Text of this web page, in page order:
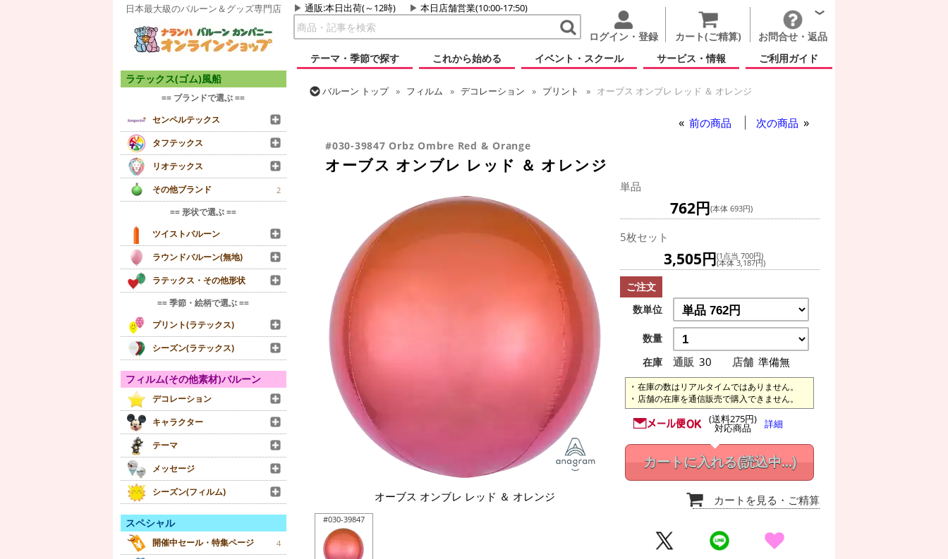
日本最大級のバルーン＆グッズ専門店 通販:本日出荷(～12時) 本日店舗営業(10:00-17:50)
ログイン・登録 カート(ご精算)
お問合せ・返品
テーマ・季節で探す
これから始める イベント・スクール サービス・情報 ご利用ガイド
ラテックス(ゴム)風船
== ブランドで選ぶ ==
センペルテックス
タフテックス
リオテックス
その他ブランド
2
== 形状で選ぶ ==
ツイストバルーン
ラウンドバルーン(無地)
ラテックス・その他形状
== 季節・絵柄で選ぶ ==
プリント(ラテックス)
シーズン(ラテックス)
フィルム(その他素材)バルーン
デコレーション
キャラクター
テーマ
メッセージ
シーズン(フィルム)
スペシャル
開催中セール・特集ページ 4
バルーン トップ フィルム デコレーション プリント
オーブス オンブレ レッド ＆ オレンジ
前の商品 次の商品
#030-39847 Orbz Ombre Red & Orange
オーブス オンブレ レッド ＆ オレンジ
オーブス オンブレ レッド ＆ オレンジ
#030-39847
単品
762円(本体 693円)
5枚セット
3,505円(1点当 700円)
(本体 3,187円)
ご注文
数単位
数量
在庫
通販 30 店舗 準備無
在庫の数はリアルタイムではありません。
店舗の在庫を通信販売で購入できません。
(送料275円)
対応商品 詳細
カートに入れる(読込中...)
カートを見る ・ご精算